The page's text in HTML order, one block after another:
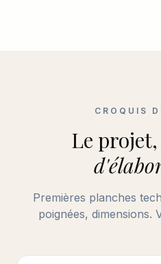
CROQUIS
Le projet,
Premières planches
poignées, dimensions.